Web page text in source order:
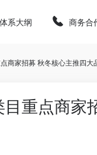
系大纲 商务合
商家招募 秋冬核心主推四大
重点商家